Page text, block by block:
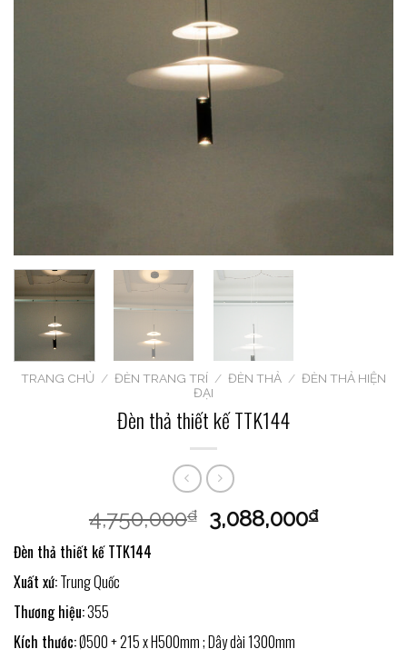
TRANG CHỦ / ĐÈN TRANG TRÍ / ĐÈN THẢ / ĐÈN THẢ HIỆN
ĐẠI
Đèn thả thiết kế TTK144
4,750,000₫ 3,088,000₫
Đèn thả thiết kế TTK144
Xuất xứ:Trung Quốc
Thương hiệu:355
Kích thước:Ø500 + 215 x H500mm ; Dây dài 1300mm